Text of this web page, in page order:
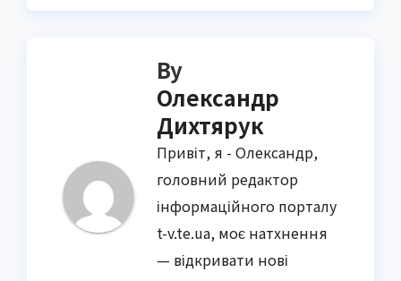
By
Олександр
Дихтярук
Привіт, я - Олександр,
головний редактор
інформаційного порталу
t-v.te.ua, моє натхнення
— відкривати нові